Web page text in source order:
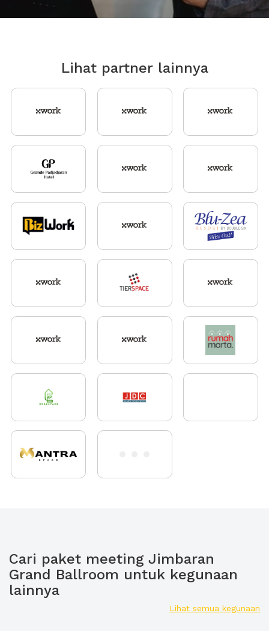
Lihat partner lainnya
Cari paket meeting Jimbaran
Grand Ballroom untuk kegunaan
lainnya
Lihat semua kegunaan